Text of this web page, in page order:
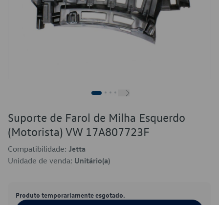
Suporte de Farol de Milha Esquerdo
(Motorista) VW 17A807723F
Compatibilidade: Jetta
Unidade de venda: Unitário(a)
Produto temporariamente esgotado.